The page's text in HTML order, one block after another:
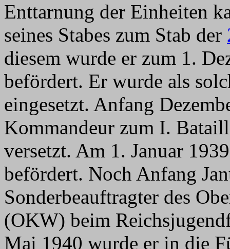
Enttarnung der Einheiten
seines Stabes zum Stab der
diesem wurde er zum 1.
befördert. Er wurde als
eingesetzt. Anfang
Kommandeur zum I.
versetzt. Am 1. Januar
befördert. Noch Anfang
Sonderbeauftragter des
(OKW) beim
Mai 1940 wurde er in die